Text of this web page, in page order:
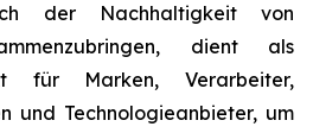
der Nachhaltigkeit von
dient als
für Marken, Verarbeiter,
und Technologieanbieter, um